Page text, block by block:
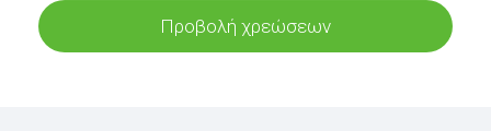
Προβολή χρεώσεων